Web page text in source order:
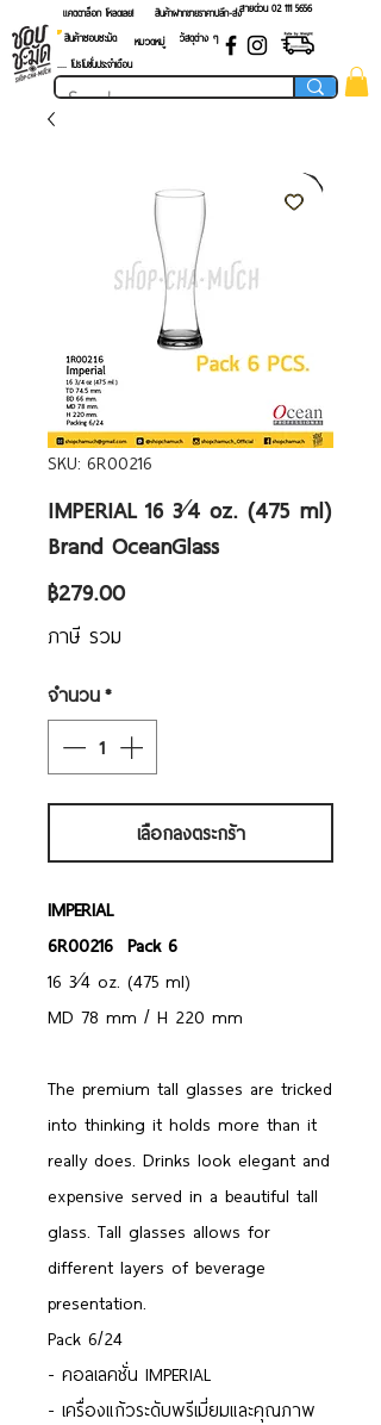
แคตตาล็อก โหลดเลย! สายด่วน 02 ​111 5656
สินค้าฝากขายราคาปลีก-ส่ง
สินค้าชอบชะมัด
หมวดหมู่
วัสดุต่าง ๆ
.... โปรโมชั่นประจำเดือน
SKU: 6R00216
IMPERIAL 16 3⁄4 oz. (475 ml)
Brand OceanGlass
฿279.00ราคา
ภาษี รวม
จำนวน*
เลือกลงตระกร้า
IMPERIAL
6R00216 Pack 6
16 3⁄4 oz. (475 ml)
MD 78 mm / H 220 mm
The premium tall glasses are tricked
into thinking it holds more than it
really does. Drinks look elegant and
expensive served in a beautiful tall
glass. Tall glasses allows for
different layers of beverage
presentation.
Pack 6/24
- คอลเลคชั่น IMPERIAL
- เครื่องแก้วระดับพรีเมี่ยมและคุณภาพ